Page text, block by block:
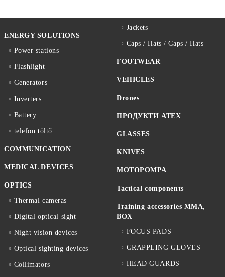
ENERGY SOLUTIONS
Power stations
Flashlight
Generators
Inverters
Battery
telefon töltő
COMMUNICATION
MEDICAL DEVICES
OPTICS
Thermal cameras
Digital optical sight
Night vision devices
Optical sighting devices
Collimators
Jackets
Caps / Hats / Caps / Hats
FOOTWEAR
VEHICLES
Drones
ПРОДУКТИ ATEX
GLASSES
KNIVES
MOTOPOMPA
Tactical components
Training accessories MMA,
BOX
FOCUS PADS
GRAPPLING GLOVES
HEAD GUARDS